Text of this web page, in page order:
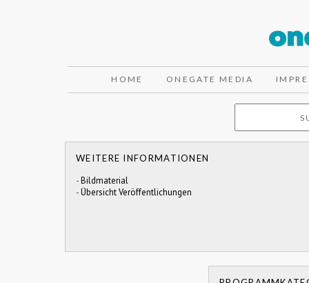
HOME ONEGATE MEDIA
WEITERE INFORMATIONEN
-Bildmaterial
-Übersicht Veröffentlichungen